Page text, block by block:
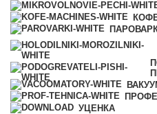
УЦЕНКА